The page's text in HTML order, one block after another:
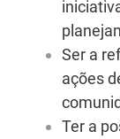
Ser a
ações
Ter a